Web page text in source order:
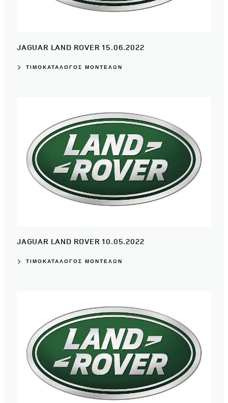
JAGUAR LAND ROVER 15.06.2022
ΤΙΜΟΚΑΤΑΛΟΓΟΣ ΜΟΝΤΕΛΩΝ
JAGUAR LAND ROVER 10.05.2022
ΤΙΜΟΚΑΤΑΛΟΓΟΣ ΜΟΝΤΕΛΩΝ